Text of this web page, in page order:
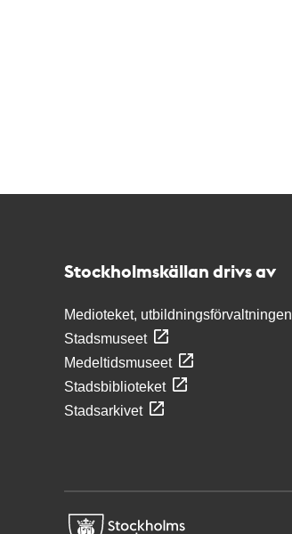
Stockholmskällan drivs av
Medioteket, utbildningsförvaltningen
Stadsmuseet
Medeltidsmuseet
Stadsbiblioteket
Stadsarkivet